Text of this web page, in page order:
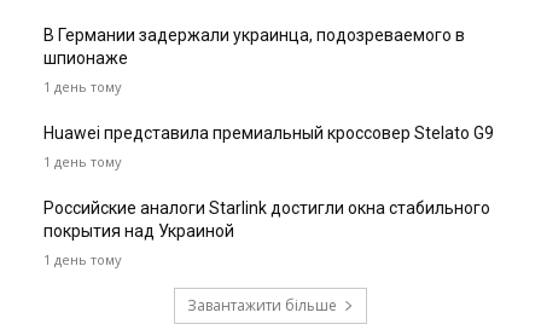
В Германии задержали украинца, подозреваемого в
шпионаже
1 день тому
Huawei представила премиальный кроссовер Stelato G9
1 день тому
Российские аналоги Starlink достигли окна стабильного
покрытия над Украиной
1 день тому
Завантажити більше